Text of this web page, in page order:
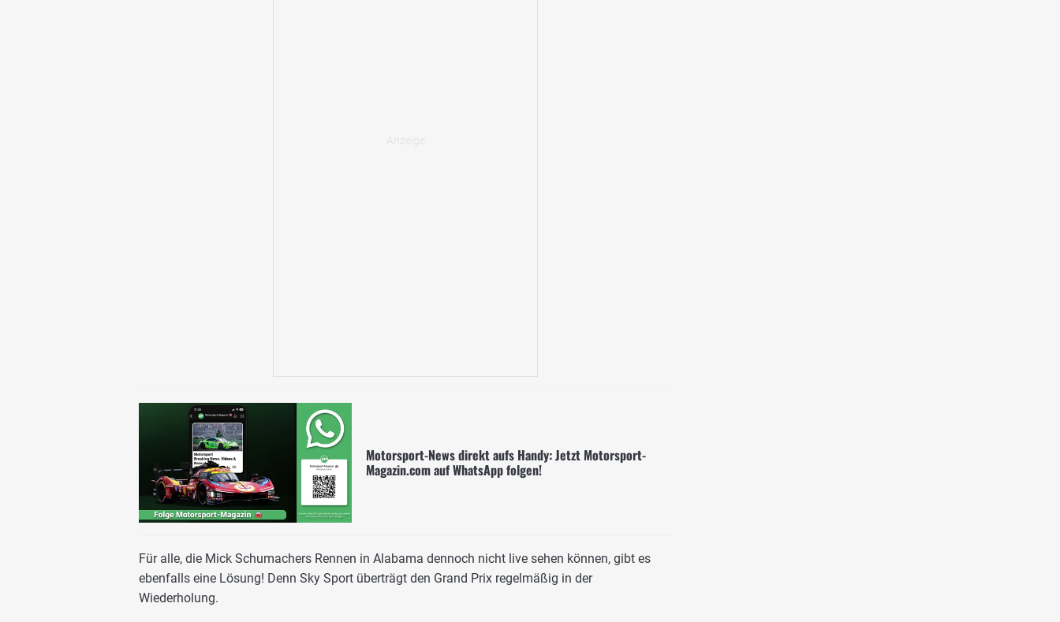
Motorsport-News direkt aufs Handy: Jetzt Motorsport-
Magazin.com auf WhatsApp folgen!
Für alle, die Mick Schumachers Rennen in Alabama dennoch nicht live sehen können, gibt es
ebenfalls eine Lösung! Denn Sky Sport überträgt den Grand Prix regelmäßig in der
Wiederholung.